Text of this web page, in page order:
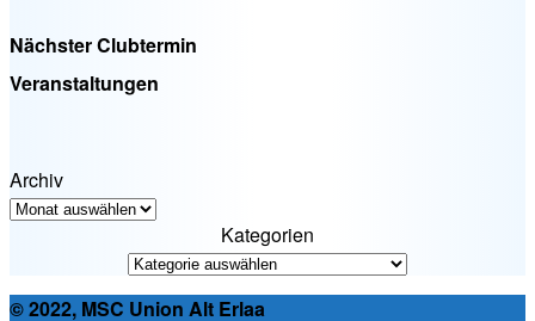
Nächster Clubtermin
Veranstaltungen
Archiv
Kategorien
© 2022, MSC Union Alt Erlaa